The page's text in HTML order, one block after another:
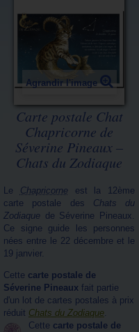
Agrandir l'image
Carte postale Chat
Chapricorne de
Séverine Pineaux –
Chats du Zodiaque
Le Chapricorneest la 12ème
carte postale des Chats du
Zodiaque de Séverine Pineaux.
Ce signe guide les personnes
nées entre le 22 décembre et le
19 janvier.
Cette carte postale de
Séverine Pineaux fait partie
d'un lot de cartes postales à prix
réduit Chats du Zodiaque.
Cette carte postale de